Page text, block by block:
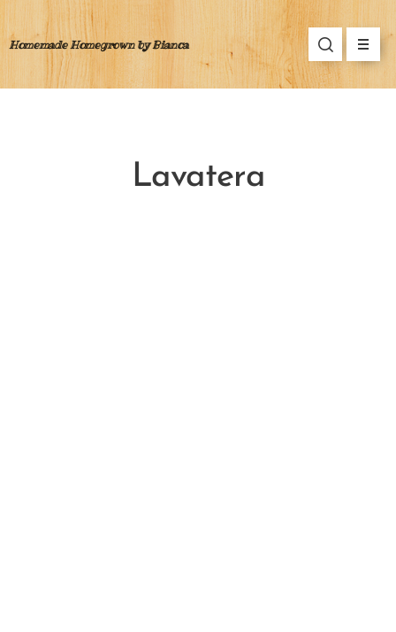
Homemade Homegrown by Bianca
Lavatera